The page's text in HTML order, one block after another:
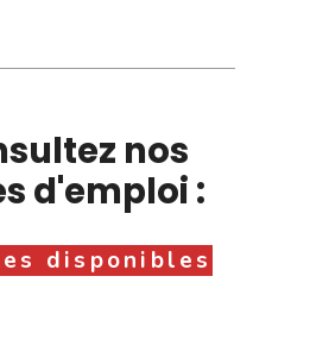
nos
d'emploi :
disponibles